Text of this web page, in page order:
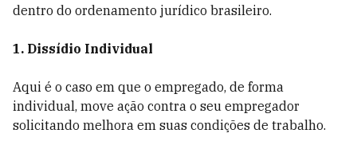
dentro do ordenamento jurídico brasileiro.
1. Dissídio Individual
Aqui é o caso em que o empregado, de forma
individual, move ação contra o seu empregador
solicitando melhora em suas condições de trabalho.